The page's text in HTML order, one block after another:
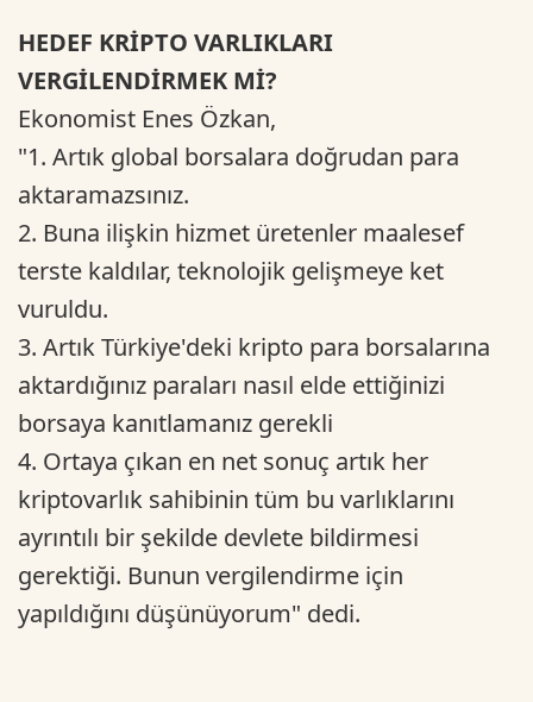
HEDEF KRİPTO VARLIKLARI
VERGİLENDİRMEK Mİ?
Ekonomist Enes Özkan,
"1. Artık global borsalara doğrudan para
aktaramazsınız.
2. Buna ilişkin hizmet üretenler maalesef
terste kaldılar, teknolojik gelişmeye ket
vuruldu.
3. Artık Türkiye'deki kripto para borsalarına
aktardığınız paraları nasıl elde ettiğinizi
borsaya kanıtlamanız gerekli
4. Ortaya çıkan en net sonuç artık her
kriptovarlık sahibinin tüm bu varlıklarını
ayrıntılı bir şekilde devlete bildirmesi
gerektiği. Bunun vergilendirme için
yapıldığını düşünüyorum" dedi.